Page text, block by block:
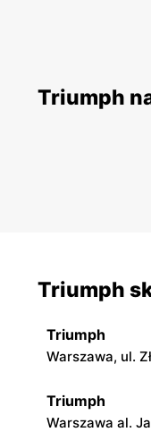
Triumph
Triumph
Triumph
Warszawa, ul.
Triumph
Warszawa al.